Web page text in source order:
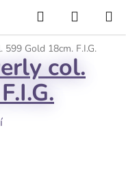
Hledat
KOŠÍK
599 Gold 18cm. F.I.G.
col.